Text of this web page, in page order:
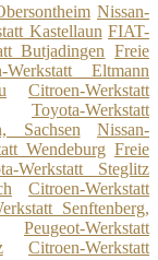
Nissan-
Kastellaun FIAT-
Butjadingen Freie
Werkstatt Eltmann
Citroen-Werkstatt
Toyota-Werkstatt
Sachsen
Nissan-
Wendeburg Freie
Werkstatt Steglitz
Citroen-Werkstatt
Senftenberg,
Peugeot-Werkstatt
Citroen-Werkstatt